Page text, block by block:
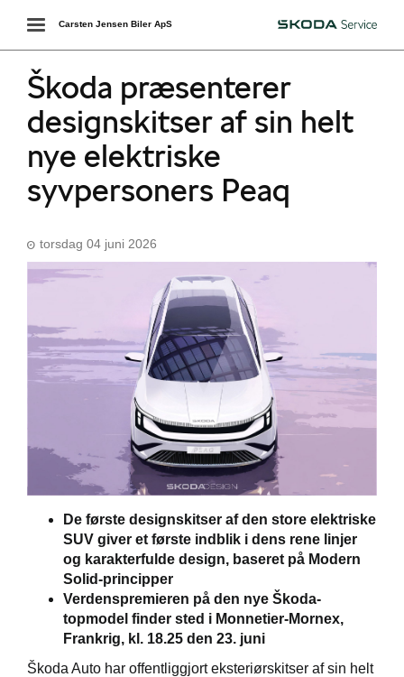
Toggle
navigation
Škoda
Carsten Jensen Biler ApS
Škoda præsenterer
designskitser af sin helt
nye elektriske
syvpersoners Peaq
torsdag 04 juni 2026
De første designskitser af den store elektriske
SUV giver et første indblik i dens rene linjer
og karakterfulde design, baseret på Modern
Solid-principper
Verdenspremieren på den nye Škoda-
topmodel finder sted i Monnetier-Mornex,
Frankrig, kl. 18.25 den 23. juni
Škoda Auto har offentliggjort eksteriørskitser af sin helt